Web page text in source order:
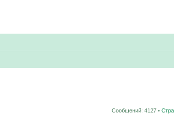
Сообщений: 4127 •